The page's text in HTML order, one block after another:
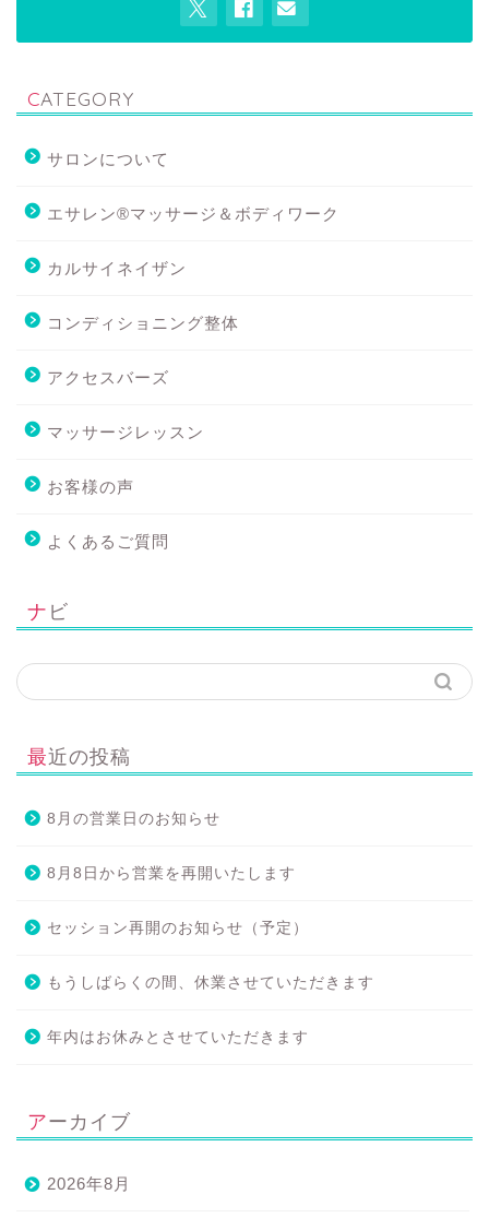
CATEGORY
サロンについて
エサレン®マッサージ＆ボディワーク
カルサイネイザン
コンディショニング整体
アクセスバーズ
マッサージレッスン
お客様の声
よくあるご質問
ナビ
最近の投稿
8月の営業日のお知らせ
8月8日から営業を再開いたします
セッション再開のお知らせ（予定）
もうしばらくの間、休業させていただきます
年内はお休みとさせていただきます
アーカイブ
2026年8月